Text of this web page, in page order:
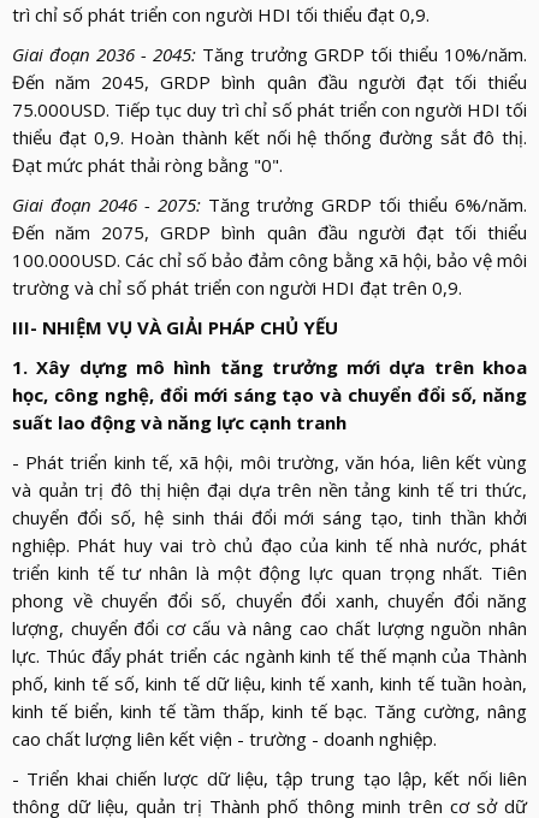
trì chỉ số phát triển con người HDI tối thiểu đạt 0,9.
Giai đoạn 2036 - 2045: Tăng trưởng GRDP tối thiểu 10%/năm.
Đến năm 2045, GRDP bình quân đầu người đạt tối thiểu
75.000USD. Tiếp tục duy trì chỉ số phát triển con người HDI tối
thiểu đạt 0,9. Hoàn thành kết nối hệ thống đường sắt đô thị.
Đạt mức phát thải ròng bằng "0".
Giai đoạn 2046 - 2075: Tăng trưởng GRDP tối thiểu 6%/năm.
Đến năm 2075, GRDP bình quân đầu người đạt tối thiểu
100.000USD. Các chỉ số bảo đảm công bằng xã hội, bảo vệ môi
trường và chỉ số phát triển con người HDI đạt trên 0,9.
III- NHIỆM VỤ VÀ GIẢI PHÁP CHỦ YẾU
1. Xây dựng mô hình tăng trưởng mới dựa trên khoa
học, công nghệ, đổi mới sáng tạo và chuyển đổi số, năng
suất lao động và năng lực cạnh tranh
- Phát triển kinh tế, xã hội, môi trường, văn hóa, liên kết vùng
và quản trị đô thị hiện đại dựa trên nền tảng kinh tế tri thức,
chuyển đổi số, hệ sinh thái đổi mới sáng tạo, tinh thần khởi
nghiệp. Phát huy vai trò chủ đạo của kinh tế nhà nước, phát
triển kinh tế tư nhân là một động lực quan trọng nhất. Tiên
phong về chuyển đổi số, chuyển đổi xanh, chuyển đổi năng
lượng, chuyển đổi cơ cấu và nâng cao chất lượng nguồn nhân
lực. Thúc đẩy phát triển các ngành kinh tế thế mạnh của Thành
phố, kinh tế số, kinh tế dữ liệu, kinh tế xanh, kinh tế tuần hoàn,
kinh tế biển, kinh tế tầm thấp, kinh tế bạc. Tăng cường, nâng
cao chất lượng liên kết viện - trường - doanh nghiệp.
- Triển khai chiến lược dữ liệu, tập trung tạo lập, kết nối liên
thông dữ liệu, quản trị Thành phố thông minh trên cơ sở dữ